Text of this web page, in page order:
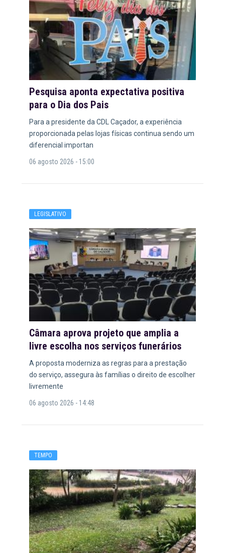
Pesquisa aponta expectativa positiva
para o Dia dos Pais
Para a presidente da CDL Caçador, a experiência
proporcionada pelas lojas físicas continua sendo um
diferencial importan
06 agosto 2026 - 15:00
LEGISLATIVO
Câmara aprova projeto que amplia a
livre escolha nos serviços funerários
A proposta moderniza as regras para a prestação
do serviço, assegura às famílias o direito de escolher
livremente
06 agosto 2026 - 14:48
TEMPO